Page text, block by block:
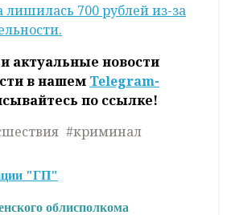
лишилась 700 рублей из-за
актуальные новости
в нашем Telegram-
по ссылке!
#криминал
"ГП"
облисполкома